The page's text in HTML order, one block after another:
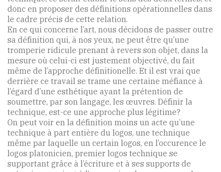
donc en proposer des définitions opérationnelles dans
le cadre précis de cette relation.
En ce qui concerne l’art, nous décidons de passer outre
sa définition qui, à nos yeux, ne peut être qu’une
tromperie ridicule prenant à revers son objet, dans la
mesure où celui-ci est justement objectivé, du fait
même de l’approche définitionelle. Et il est vrai que
derrière ce travail se trame une certaine méfiance à
l’égard d’une esthétique ayant la prétention de
soumettre, par son langage, les œuvres. Définir la
technique, est-ce une approche plus légitime?
On peut voir en la définition moins un acte qu’une
technique à part entière du logos, une technique
même par laquelle un certain logos, en l’occurence le
logos platonicien, premier logos technique se
supportant grâce à l’écriture et à ses supports de